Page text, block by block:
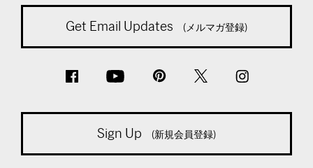
Get Email Updates (メルマガ登録)
Sign Up (新規会員登録)